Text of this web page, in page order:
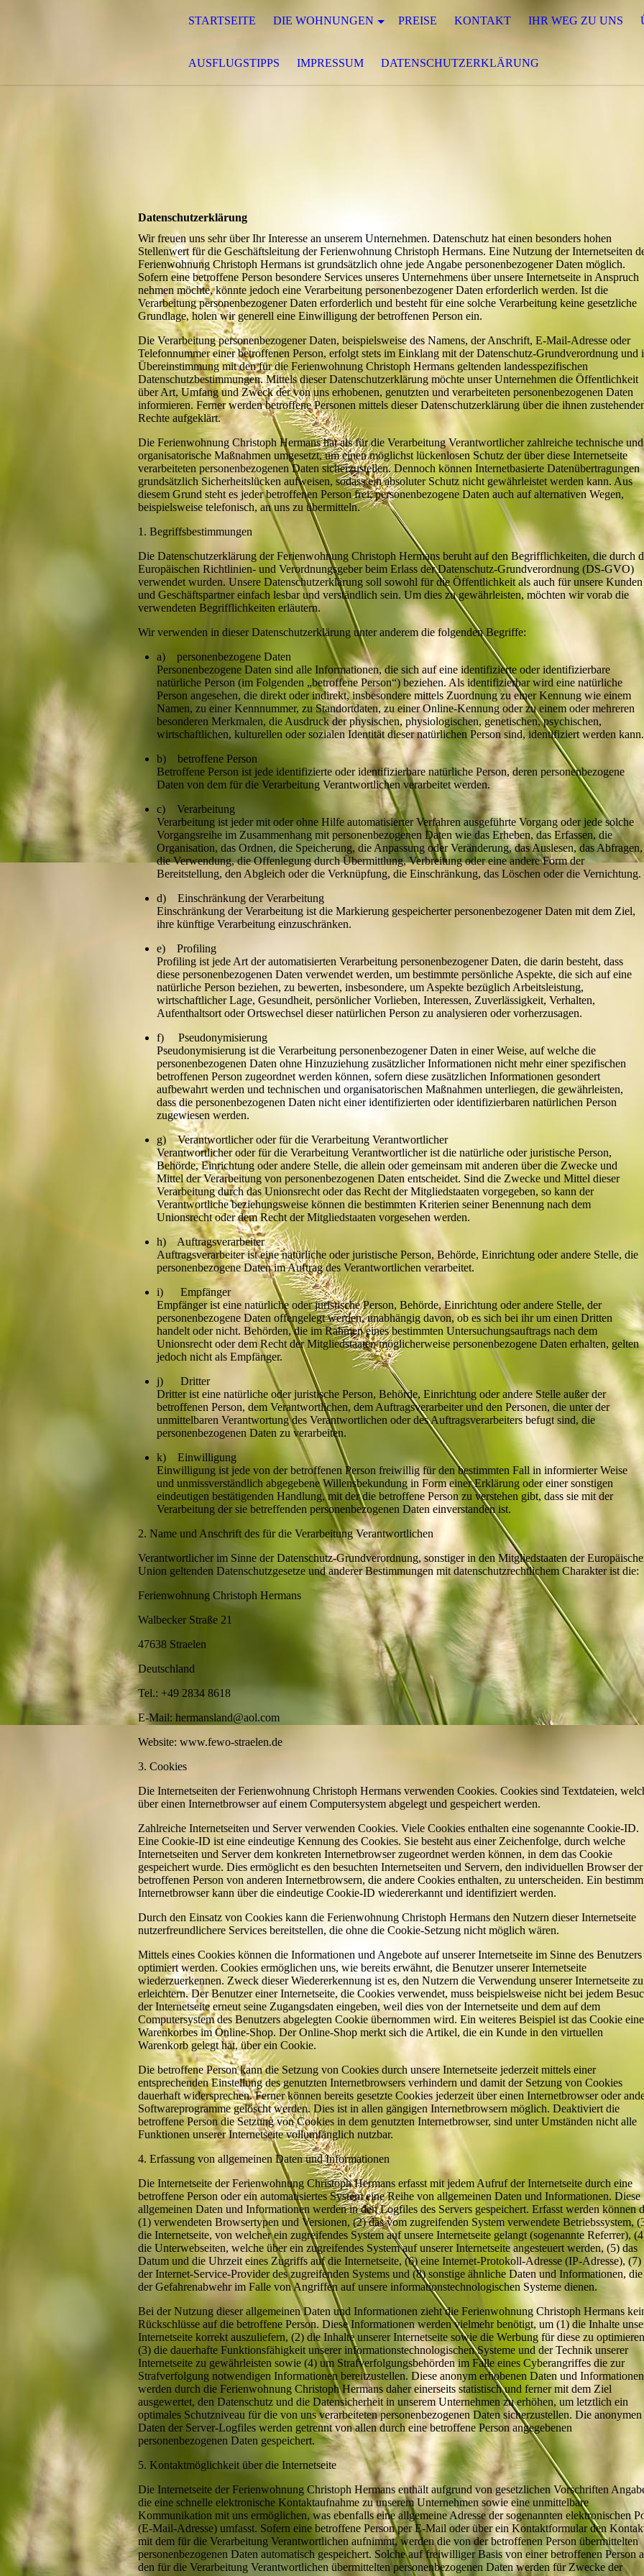
STARTSEITE DIE WOHNUNGEN PREISE KONTAKT IHR WEG ZU UNS
AUSFLUGSTIPPS IMPRESSUM DATENSCHUTZERKLÄRUNG
Datenschutzerklärung
Wir freuen uns sehr über Ihr Interesse an unserem Unternehmen. Datenschutz hat einen besonders hohen
Stellenwert für die Geschäftsleitung der Ferienwohnung Christoph Hermans. Eine Nutzung der Internetseiten
Ferienwohnung Christoph Hermans ist grundsätzlich ohne jede Angabe personenbezogener Daten möglich.
Sofern eine betroffene Person besondere Services unseres Unternehmens über unsere Internetseite in Anspruch
nehmen möchte, könnte jedoch eine Verarbeitung personenbezogener Daten erforderlich werden. Ist die
Verarbeitung personenbezogener Daten erforderlich und besteht für eine solche Verarbeitung keine gesetzliche
Grundlage, holen wir generell eine Einwilligung der betroffenen Person ein.
Die Verarbeitung personenbezogener Daten, beispielsweise des Namens, der Anschrift, E-Mail-Adresse oder
Telefonnummer einer betroffenen Person, erfolgt stets im Einklang mit der Datenschutz-Grundverordnung und
Übereinstimmung mit den für die Ferienwohnung Christoph Hermans geltenden landesspezifischen
Datenschutzbestimmungen. Mittels dieser Datenschutzerklärung möchte unser Unternehmen die Öffentlichkeit
über Art, Umfang und Zweck der von uns erhobenen, genutzten und verarbeiteten personenbezogenen Daten
informieren. Ferner werden betroffene Personen mittels dieser Datenschutzerklärung über die ihnen
Rechte aufgeklärt.
Die Ferienwohnung Christoph Hermans hat als für die Verarbeitung Verantwortlicher zahlreiche technische und
organisatorische Maßnahmen umgesetzt, um einen möglichst lückenlosen Schutz der über diese Internetseite
verarbeiteten personenbezogenen Daten sicherzustellen. Dennoch können Internetbasierte Datenübertragungen
grundsätzlich Sicherheitslücken aufweisen, sodass ein absoluter Schutz nicht gewährleistet werden kann. Aus
diesem Grund steht es jeder betroffenen Person frei, personenbezogene Daten auch auf alternativen Wegen,
beispielsweise telefonisch, an uns zu übermitteln.
1. Begriffsbestimmungen
Die Datenschutzerklärung der Ferienwohnung Christoph Hermans beruht auf den Begrifflichkeiten, die durch
Europäischen Richtlinien- und Verordnungsgeber beim Erlass der Datenschutz-Grundverordnung (DS-GVO)
verwendet wurden. Unsere Datenschutzerklärung soll sowohl für die Öffentlichkeit als auch für unsere Kunden
und Geschäftspartner einfach lesbar und verständlich sein. Um dies zu gewährleisten, möchten wir vorab die
verwendeten Begrifflichkeiten erläutern.
Wir verwenden in dieser Datenschutzerklärung unter anderem die folgenden Begriffe:
a) personenbezogene Daten
Personenbezogene Daten sind alle Informationen, die sich auf eine identifizierte oder identifizierbare
natürliche Person (im Folgenden „betroffene Person“) beziehen. Als identifizierbar wird eine natürliche
Person angesehen, die direkt oder indirekt, insbesondere mittels Zuordnung zu einer Kennung wie einem
Namen, zu einer Kennnummer, zu Standortdaten, zu einer Online-Kennung oder zu einem oder mehreren
besonderen Merkmalen, die Ausdruck der physischen, physiologischen, genetischen, psychischen,
wirtschaftlichen, kulturellen oder sozialen Identität dieser natürlichen Person sind, identifiziert werden kann.
b) betroffene Person
Betroffene Person ist jede identifizierte oder identifizierbare natürliche Person, deren personenbezogene
Daten von dem für die Verarbeitung Verantwortlichen verarbeitet werden.
c) Verarbeitung
Verarbeitung ist jeder mit oder ohne Hilfe automatisierter Verfahren ausgeführte Vorgang oder jede solche
Vorgangsreihe im Zusammenhang mit personenbezogenen Daten wie das Erheben, das Erfassen, die
Organisation, das Ordnen, die Speicherung, die Anpassung oder Veränderung, das Auslesen, das Abfragen,
die Verwendung, die Offenlegung durch Übermittlung, Verbreitung oder eine andere Form der
Bereitstellung, den Abgleich oder die Verknüpfung, die Einschränkung, das Löschen oder die Vernichtung.
d) Einschränkung der Verarbeitung
Einschränkung der Verarbeitung ist die Markierung gespeicherter personenbezogener Daten mit dem Ziel,
ihre künftige Verarbeitung einzuschränken.
e) Profiling
Profiling ist jede Art der automatisierten Verarbeitung personenbezogener Daten, die darin besteht, dass
diese personenbezogenen Daten verwendet werden, um bestimmte persönliche Aspekte, die sich auf eine
natürliche Person beziehen, zu bewerten, insbesondere, um Aspekte bezüglich Arbeitsleistung,
wirtschaftlicher Lage, Gesundheit, persönlicher Vorlieben, Interessen, Zuverlässigkeit, Verhalten,
Aufenthaltsort oder Ortswechsel dieser natürlichen Person zu analysieren oder vorherzusagen.
f) Pseudonymisierung
Pseudonymisierung ist die Verarbeitung personenbezogener Daten in einer Weise, auf welche die
personenbezogenen Daten ohne Hinzuziehung zusätzlicher Informationen nicht mehr einer spezifischen
betroffenen Person zugeordnet werden können, sofern diese zusätzlichen Informationen gesondert
aufbewahrt werden und technischen und organisatorischen Maßnahmen unterliegen, die gewährleisten,
dass die personenbezogenen Daten nicht einer identifizierten oder identifizierbaren natürlichen Person
zugewiesen werden.
g) Verantwortlicher oder für die Verarbeitung Verantwortlicher
Verantwortlicher oder für die Verarbeitung Verantwortlicher ist die natürliche oder juristische Person,
Behörde, Einrichtung oder andere Stelle, die allein oder gemeinsam mit anderen über die Zwecke und
Mittel der Verarbeitung von personenbezogenen Daten entscheidet. Sind die Zwecke und Mittel dieser
Verarbeitung durch das Unionsrecht oder das Recht der Mitgliedstaaten vorgegeben, so kann der
Verantwortliche beziehungsweise können die bestimmten Kriterien seiner Benennung nach dem
Unionsrecht oder dem Recht der Mitgliedstaaten vorgesehen werden.
h) Auftragsverarbeiter
Auftragsverarbeiter ist eine natürliche oder juristische Person, Behörde, Einrichtung oder andere Stelle, die
personenbezogene Daten im Auftrag des Verantwortlichen verarbeitet.
i) Empfänger
Empfänger ist eine natürliche oder juristische Person, Behörde, Einrichtung oder andere Stelle, der
personenbezogene Daten offengelegt werden, unabhängig davon, ob es sich bei ihr um einen Dritten
handelt oder nicht. Behörden, die im Rahmen eines bestimmten Untersuchungsauftrags nach dem
Unionsrecht oder dem Recht der Mitgliedstaaten möglicherweise personenbezogene Daten erhalten, gelten
jedoch nicht als Empfänger.
j) Dritter
Dritter ist eine natürliche oder juristische Person, Behörde, Einrichtung oder andere Stelle außer der
betroffenen Person, dem Verantwortlichen, dem Auftragsverarbeiter und den Personen, die unter der
unmittelbaren Verantwortung des Verantwortlichen oder des Auftragsverarbeiters befugt sind, die
personenbezogenen Daten zu verarbeiten.
k) Einwilligung
Einwilligung ist jede von der betroffenen Person freiwillig für den bestimmten Fall in informierter Weise
und unmissverständlich abgegebene Willensbekundung in Form einer Erklärung oder einer sonstigen
eindeutigen bestätigenden Handlung, mit der die betroffene Person zu verstehen gibt, dass sie mit der
Verarbeitung der sie betreffenden personenbezogenen Daten einverstanden ist.
2. Name und Anschrift des für die Verarbeitung Verantwortlichen
Verantwortlicher im Sinne der Datenschutz-Grundverordnung, sonstiger in den Mitgliedstaaten der
Union geltenden Datenschutzgesetze und anderer Bestimmungen mit datenschutzrechtlichem Charakter ist die:
Ferienwohnung Christoph Hermans
Walbecker Straße 21
47638 Straelen
Deutschland
Tel.: +49 2834 8618
E-Mail: hermansland@aol.com
Website: www.fewo-straelen.de
3. Cookies
Die Internetseiten der Ferienwohnung Christoph Hermans verwenden Cookies. Cookies sind Textdateien,
über einen Internetbrowser auf einem Computersystem abgelegt und gespeichert werden.
Zahlreiche Internetseiten und Server verwenden Cookies. Viele Cookies enthalten eine sogenannte Cookie-ID.
Eine Cookie-ID ist eine eindeutige Kennung des Cookies. Sie besteht aus einer Zeichenfolge, durch welche
Internetseiten und Server dem konkreten Internetbrowser zugeordnet werden können, in dem das Cookie
gespeichert wurde. Dies ermöglicht es den besuchten Internetseiten und Servern, den individuellen Browser der
betroffenen Person von anderen Internetbrowsern, die andere Cookies enthalten, zu unterscheiden. Ein
Internetbrowser kann über die eindeutige Cookie-ID wiedererkannt und identifiziert werden.
Durch den Einsatz von Cookies kann die Ferienwohnung Christoph Hermans den Nutzern dieser Internetseite
nutzerfreundlichere Services bereitstellen, die ohne die Cookie-Setzung nicht möglich wären.
Mittels eines Cookies können die Informationen und Angebote auf unserer Internetseite im Sinne des Benutzers
optimiert werden. Cookies ermöglichen uns, wie bereits erwähnt, die Benutzer unserer Internetseite
wiederzuerkennen. Zweck dieser Wiedererkennung ist es, den Nutzern die Verwendung unserer Internetseite zu
erleichtern. Der Benutzer einer Internetseite, die Cookies verwendet, muss beispielsweise nicht bei jedem
der Internetseite erneut seine Zugangsdaten eingeben, weil dies von der Internetseite und dem auf dem
Computersystem des Benutzers abgelegten Cookie übernommen wird. Ein weiteres Beispiel ist das Cookie
Warenkorbes im Online-Shop. Der Online-Shop merkt sich die Artikel, die ein Kunde in den virtuellen
Warenkorb gelegt hat, über ein Cookie.
Die betroffene Person kann die Setzung von Cookies durch unsere Internetseite jederzeit mittels einer
entsprechenden Einstellung des genutzten Internetbrowsers verhindern und damit der Setzung von Cookies
dauerhaft widersprechen. Ferner können bereits gesetzte Cookies jederzeit über einen Internetbrowser oder
Softwareprogramme gelöscht werden. Dies ist in allen gängigen Internetbrowsern möglich. Deaktiviert die
betroffene Person die Setzung von Cookies in dem genutzten Internetbrowser, sind unter Umständen nicht alle
Funktionen unserer Internetseite vollumfänglich nutzbar.
4. Erfassung von allgemeinen Daten und Informationen
Die Internetseite der Ferienwohnung Christoph Hermans erfasst mit jedem Aufruf der Internetseite durch eine
betroffene Person oder ein automatisiertes System eine Reihe von allgemeinen Daten und Informationen. Diese
allgemeinen Daten und Informationen werden in den Logfiles des Servers gespeichert. Erfasst werden können
(1) verwendeten Browsertypen und Versionen, (2) das vom zugreifenden System verwendete Betriebssystem,
die Internetseite, von welcher ein zugreifendes System auf unsere Internetseite gelangt (sogenannte Referrer),
die Unterwebseiten, welche über ein zugreifendes System auf unserer Internetseite angesteuert werden, (5) das
Datum und die Uhrzeit eines Zugriffs auf die Internetseite, (6) eine Internet-Protokoll-Adresse (IP-Adresse), (7)
der Internet-Service-Provider des zugreifenden Systems und (8) sonstige ähnliche Daten und Informationen, die
der Gefahrenabwehr im Falle von Angriffen auf unsere informationstechnologischen Systeme dienen.
Bei der Nutzung dieser allgemeinen Daten und Informationen zieht die Ferienwohnung Christoph Hermans
Rückschlüsse auf die betroffene Person. Diese Informationen werden vielmehr benötigt, um (1) die Inhalte
Internetseite korrekt auszuliefern, (2) die Inhalte unserer Internetseite sowie die Werbung für diese zu
(3) die dauerhafte Funktionsfähigkeit unserer informationstechnologischen Systeme und der Technik unserer
Internetseite zu gewährleisten sowie (4) um Strafverfolgungsbehörden im Falle eines Cyberangriffes die zur
Strafverfolgung notwendigen Informationen bereitzustellen. Diese anonym erhobenen Daten und Informationen
werden durch die Ferienwohnung Christoph Hermans daher einerseits statistisch und ferner mit dem Ziel
ausgewertet, den Datenschutz und die Datensicherheit in unserem Unternehmen zu erhöhen, um letztlich ein
optimales Schutzniveau für die von uns verarbeiteten personenbezogenen Daten sicherzustellen. Die anonymen
Daten der Server-Logfiles werden getrennt von allen durch eine betroffene Person angegebenen
personenbezogenen Daten gespeichert.
5. Kontaktmöglichkeit über die Internetseite
Die Internetseite der Ferienwohnung Christoph Hermans enthält aufgrund von gesetzlichen Vorschriften
die eine schnelle elektronische Kontaktaufnahme zu unserem Unternehmen sowie eine unmittelbare
Kommunikation mit uns ermöglichen, was ebenfalls eine allgemeine Adresse der sogenannten elektronischen
(E-Mail-Adresse) umfasst. Sofern eine betroffene Person per E-Mail oder über ein Kontaktformular den
mit dem für die Verarbeitung Verantwortlichen aufnimmt, werden die von der betroffenen Person übermittelten
personenbezogenen Daten automatisch gespeichert. Solche auf freiwilliger Basis von einer betroffenen Person
den für die Verarbeitung Verantwortlichen übermittelten personenbezogenen Daten werden für Zwecke der